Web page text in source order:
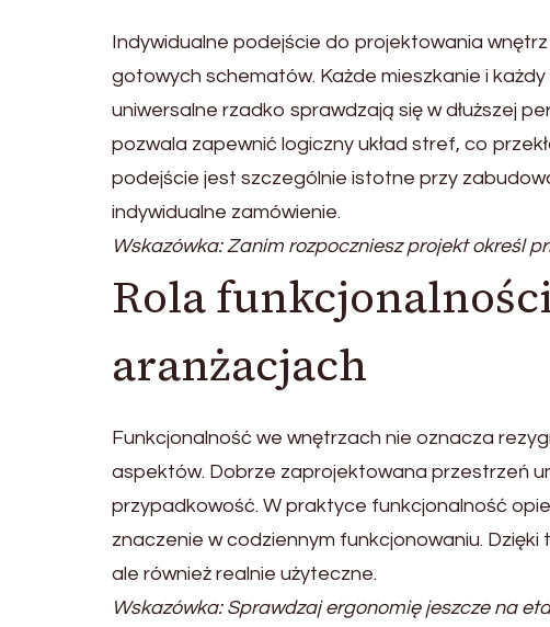
Indywidualne podejście do projektowania
gotowych schematów. Każde mieszkanie i
uniwersalne rzadko sprawdzają się w dłuższej
pozwala zapewnić logiczny układ stref, co
podejście jest szczególnie istotne przy
indywidualne zamówienie.
Wskazówka: Zanim rozpoczniesz projekt określ
Rola
aranżacjach
Funkcjonalność we wnętrzach nie oznacza
aspektów. Dobrze zaprojektowana przestrzeń
przypadkowość. W praktyce funkcjonalność
znaczenie w codziennym funkcjonowaniu.
ale również realnie użyteczne.
Wskazówka: Sprawdzaj ergonomię jeszcze na